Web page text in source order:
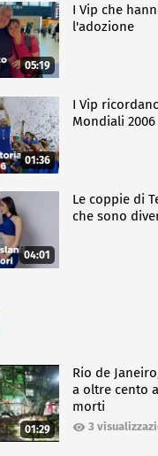
05:19
I Vip che
l'adozione
01:36
I Vip
Mondiali 2006
04:01
Le coppie di
che sono
01:29
Rio de
a oltre cento
morti
3